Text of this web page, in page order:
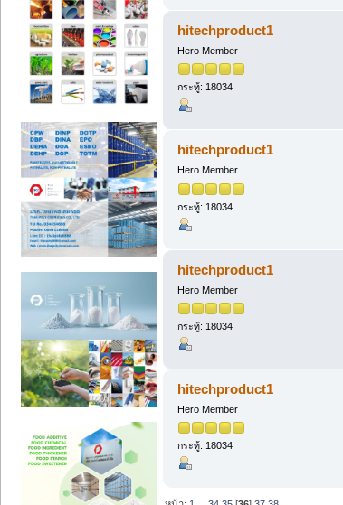
hitechproduct1
Hero Member
กระทู้: 18034
hitechproduct1
Hero Member
กระทู้: 18034
hitechproduct1
Hero Member
กระทู้: 18034
hitechproduct1
Hero Member
กระทู้: 18034